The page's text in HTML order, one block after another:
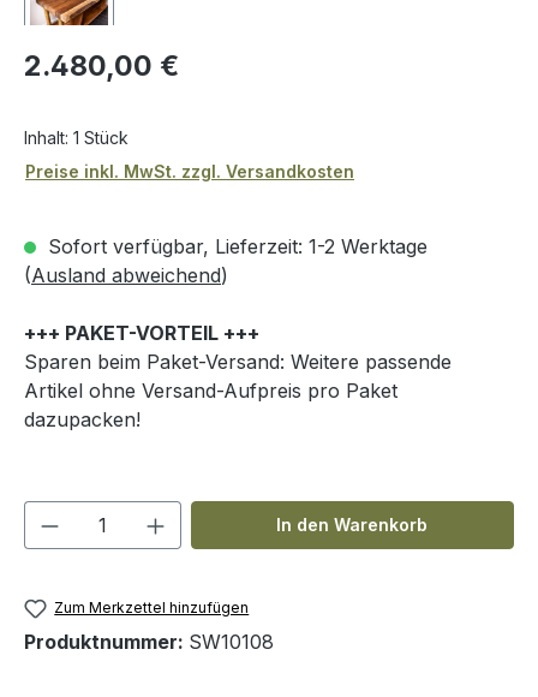
Regulärer Preis:
2.480,00 €
Inhalt: 1 Stück
Preise inkl. MwSt. zzgl. Versandkosten
Sofort verfügbar, Lieferzeit: 1-2 Werktage
(Ausland abweichend)
+++ PAKET-VORTEIL +++
Sparen beim Paket-Versand: Weitere passende
Artikel ohne Versand-Aufpreis pro Paket
dazupacken!
Produkt Anzahl: Gib denIn den Warenkorb
Zum Merkzettel hinzufügen
Produktnummer: SW10108